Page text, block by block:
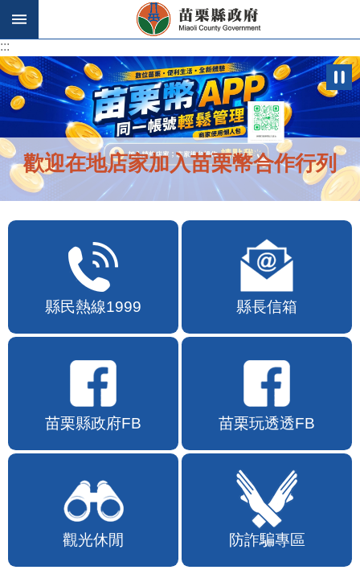
跳到主要內容區塊
:::
:::
歡迎在地店家加入苗栗幣合作行列
縣民熱線1999 縣長信箱
苗栗縣政府FB 苗栗玩透透FB
觀光休閒 防詐騙專區